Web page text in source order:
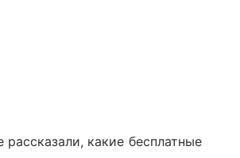
какие бесплатные